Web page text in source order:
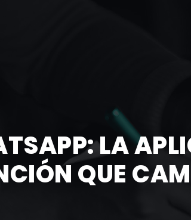
LA
QUE